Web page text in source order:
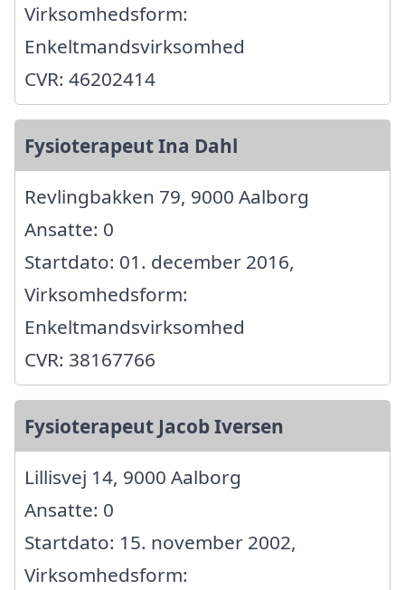
Virksomhedsform:
Enkeltmandsvirksomhed
CVR: 46202414
Fysioterapeut Ina Dahl
Revlingbakken 79, 9000 Aalborg
Ansatte: 0
Startdato: 01. december 2016,
Virksomhedsform:
Enkeltmandsvirksomhed
CVR: 38167766
Fysioterapeut Jacob Iversen
Lillisvej 14, 9000 Aalborg
Ansatte: 0
Startdato: 15. november 2002,
Virksomhedsform: